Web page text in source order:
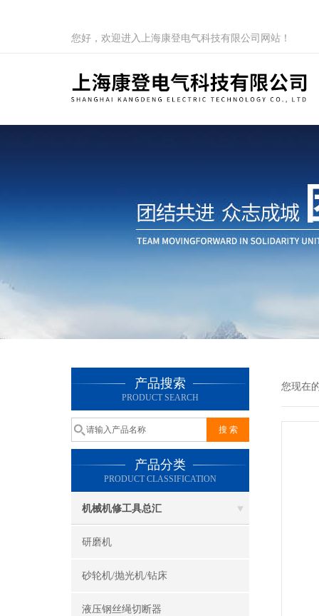
您好，欢迎进入上海康登电气科技有限公司网站！
产品搜索
PRODUCT SEARCH
产品分类
PRODUCT CLASSIFICATION
机械机修工具总汇
研磨机
砂轮机/抛光机/钻床
液压钢丝绳切断器
您现在